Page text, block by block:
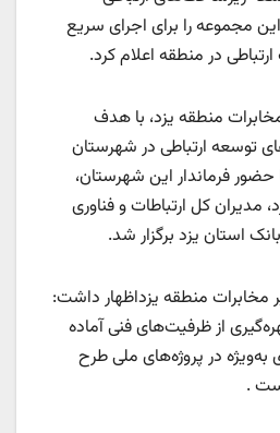
مجموعه را برای اجرای سریع
در منطقه اعلام کرد.
منطقه یزد، با هدف
توسعه ارتباطی در شهرستان
فرماندار این شهرستان،
مدیران کل ارتباطات و فناوری
استان یزد برگزار شد.
منطقه یزداظهار داشت:
از ظرفیت‌های فنی آماده
در پروژه‌های ملی طرح
.